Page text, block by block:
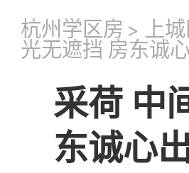
杭州学区房 > 上
光无遮挡 房东诚
采荷 中
东诚心